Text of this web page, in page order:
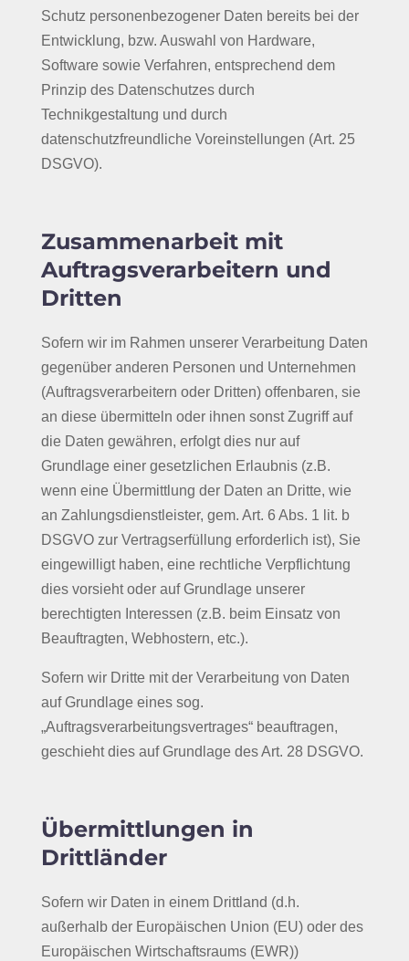
Schutz personenbezogener Daten bereits bei der
Entwicklung, bzw. Auswahl von Hardware,
Software sowie Verfahren, entsprechend dem
Prinzip des Datenschutzes durch
Technikgestaltung und durch
datenschutzfreundliche Voreinstellungen (Art. 25
DSGVO).
Zusammenarbeit mit
Auftragsverarbeitern und
Dritten
Sofern wir im Rahmen unserer Verarbeitung Daten
gegenüber anderen Personen und Unternehmen
(Auftragsverarbeitern oder Dritten) offenbaren, sie
an diese übermitteln oder ihnen sonst Zugriff auf
die Daten gewähren, erfolgt dies nur auf
Grundlage einer gesetzlichen Erlaubnis (z.B.
wenn eine Übermittlung der Daten an Dritte, wie
an Zahlungsdienstleister, gem. Art. 6 Abs. 1 lit. b
DSGVO zur Vertragserfüllung erforderlich ist), Sie
eingewilligt haben, eine rechtliche Verpflichtung
dies vorsieht oder auf Grundlage unserer
berechtigten Interessen (z.B. beim Einsatz von
Beauftragten, Webhostern, etc.).
Sofern wir Dritte mit der Verarbeitung von Daten
auf Grundlage eines sog.
„Auftragsverarbeitungsvertrages“ beauftragen,
geschieht dies auf Grundlage des Art. 28 DSGVO.
Übermittlungen in
Drittländer
Sofern wir Daten in einem Drittland (d.h.
außerhalb der Europäischen Union (EU) oder des
Europäischen Wirtschaftsraums (EWR))